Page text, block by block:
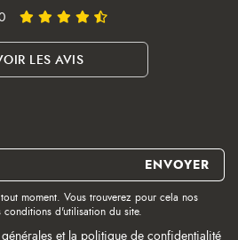
LES AVIS
moment. Vous trouverez pour cela nos
d'utilisation du site.
et la politique de confidentialité